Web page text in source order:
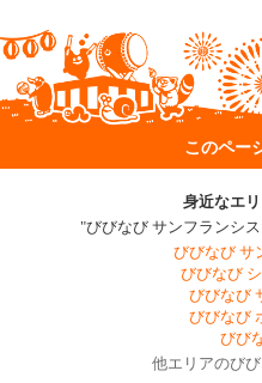
このペー
身近なエ
"びびなび サンフランシ
びびなび サ
びびなび
びびなび
びびなび
びび
他エリアのび